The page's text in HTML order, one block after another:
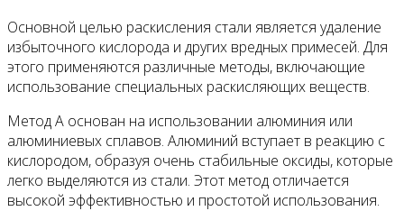
Основной целью раскисления стали является удаление
избыточного кислорода и других вредных примесей. Для
этого применяются различные методы, включающие
использование специальных раскисляющих веществ.
Метод А основан на использовании алюминия или
алюминиевых сплавов. Алюминий вступает в реакцию с
кислородом, образуя очень стабильные оксиды, которые
легко выделяются из стали. Этот метод отличается
высокой эффективностью и простотой использования.